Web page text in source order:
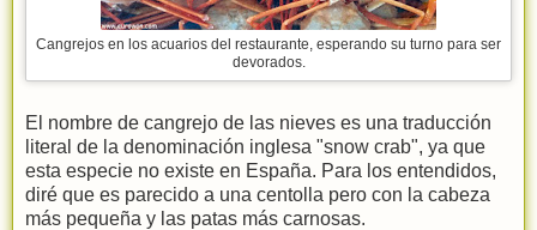
Cangrejos en los acuarios del restaurante, esperando su turno para ser
devorados.
El nombre de cangrejo de las nieves es una traducción
literal de la denominación inglesa "snow crab", ya que
esta especie no existe en España. Para los entendidos,
diré que es parecido a una centolla pero con la cabeza
más pequeña y las patas más carnosas.